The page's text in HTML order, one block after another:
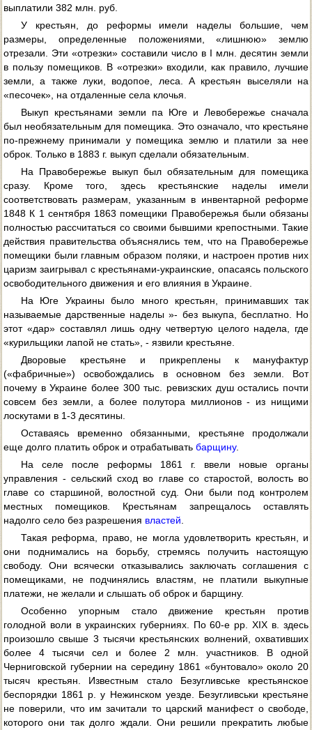
выплатили 382 млн. руб.
У крестьян, до реформы имели наделы большие, чем
размеры, определенные положениями, «лишнюю» землю
отрезали. Эти «отрезки» составили число в I млн. десятин земли
в пользу помещиков. В «отрезки» входили, как правило, лучшие
земли, а также луки, водопое, леса. А крестьян выселяли на
«песочек», на отдаленные села клочья.
Выкуп крестьянами земли па Юге и Левобережье сначала
был необязательным для помещика. Это означало, что крестьяне
по-прежнему принимали у помещика землю и платили за нее
оброк. Только в 1883 г. выкуп сделали обязательным.
На Правобережье выкуп был обязательным для помещика
сразу. Кроме того, здесь крестьянские наделы имели
соответствовать размерам, указанным в инвентарной реформе
1848 К 1 сентября 1863 помещики Правобережья были обязаны
полностью рассчитаться со своими бывшими крепостными. Такие
действия правительства объяснялись тем, что на Правобережье
помещики были главным образом поляки, и настроен против них
царизм заигрывал с крестьянами-украинские, опасаясь польского
освободительного движения и его влияния в Украине.
На Юге Украины было много крестьян, принимавших так
называемые дарственные наделы »- без выкупа, бесплатно. Но
этот «дар» составлял лишь одну четвертую целого надела, где
«курильщики лапой не стать», - язвили крестьяне.
Дворовые крестьяне и прикреплены к мануфактур
(«фабричные») освобождались в основном без земли. Вот
почему в Украине более 300 тыс. ревизских душ остались почти
совсем без земли, а более полутора миллионов - из нищими
лоскутами в 1-3 десятины.
Оставаясь временно обязанными, крестьяне продолжали
еще долго платить оброк и отрабатывать барщину.
На селе после реформы 1861 г. ввели новые органы
управления - сельский сход во главе со старостой, волость во
главе со старшиной, волостной суд. Они были под контролем
местных помещиков. Крестьянам запрещалось оставлять
надолго село без разрешения властей
Такая реформа, право, не могла удовлетворить крестьян, и
они поднимались на борьбу, стремясь получить настоящую
свободу. Они всячески отказывались заключать соглашения с
помещиками, не подчинялись властям, не платили выкупные
платежи, не желали и слышать об оброк и барщину.
Особенно упорным стало движение крестьян против
голодной воли в украинских губерниях. По 60-е pp. XIX в. здесь
произошло свыше 3 тысячи крестьянских волнений, охвативших
более 4 тысячи сел и более 2 млн. участников. В одной
Черниговской губернии на середину 1861 «бунтовало» около 20
тысяч крестьян. Известным стало Безугливське крестьянское
беспорядки 1861 p. y Нежинском уезде. Безугливськи крестьяне
не поверили, что им зачитали то царский манифест о свободе,
которого они так долго ждали. Они решили прекратить любые